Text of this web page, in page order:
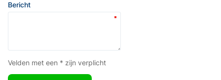
Bericht
Velden met een * zijn verplicht